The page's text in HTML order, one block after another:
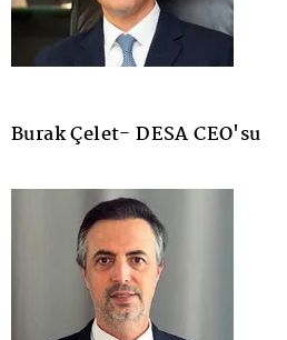
Burak Çelet- DESA CEO'su